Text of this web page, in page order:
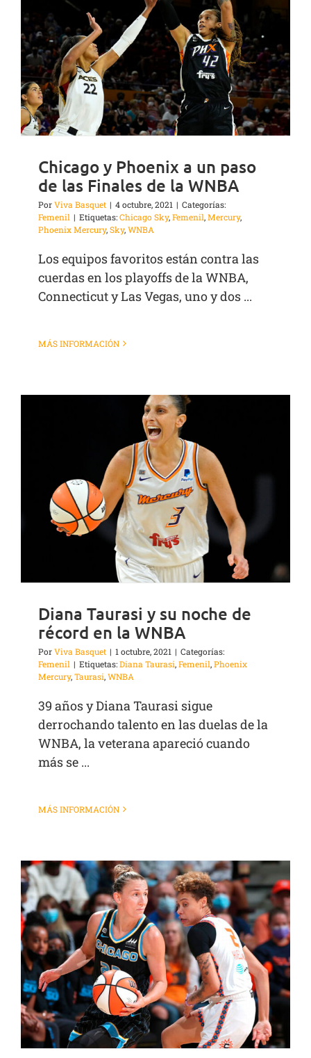
Chicago y Phoenix a un paso
de las Finales de la WNBA
PorViva Basquet | 4 octubre, 2021 | Categorías:
Femenil | Etiquetas:Chicago Sky,Femenil,Mercury,
Phoenix Mercury,Sky,WNBA
Los equipos favoritos están contra las
cuerdas en los playoffs de la WNBA,
Connecticut y Las Vegas, uno y dos ...
MÁS INFORMACIÓN
Diana Taurasi y su noche de
récord en la WNBA
PorViva Basquet | 1 octubre, 2021 | Categorías:
Femenil | Etiquetas:Diana Taurasi,Femenil,Phoenix
Mercury,Taurasi,WNBA
39 años y Diana Taurasi sigue
derrochando talento en las duelas de la
WNBA, la veterana apareció cuando
más se ...
MÁS INFORMACIÓN